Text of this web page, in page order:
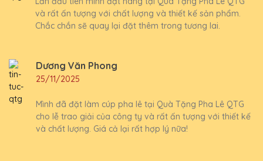
và rất ấn tượng với chất lượng và thiết kế sản phẩm.
Chắc chắn sẽ quay lại đặt thêm trong tương lai.
Dương Văn Phong
25/11/2025
Mình đã đặt làm cúp pha lê tại Quà Tặng Pha Lê QTG
cho lễ trao giải của công ty và rất ấn tượng với thiết kế
và chất lượng. Giá cả lại rất hợp lý nữa!